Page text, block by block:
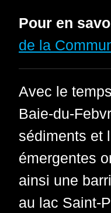
Pour en
de la
Avec le
Baie-du-
sédiments et
émergentes
ainsi une
au lac Saint-